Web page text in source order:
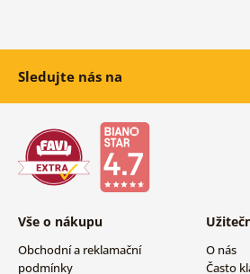
Sledujte nás na
Vše o nákupu
Obchodní a reklamační
podmínky
O nás
Často